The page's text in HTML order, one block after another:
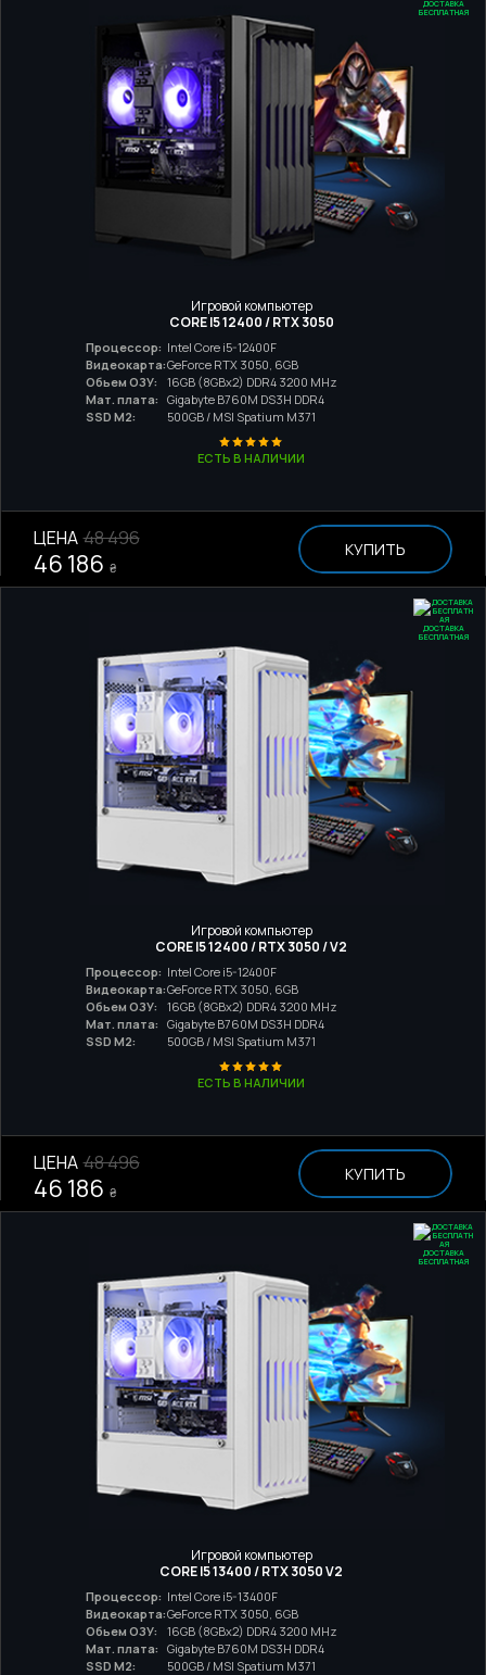
ДОСТАВКА
БЕСПЛАТНАЯ
Игровой компьютер
CORE I5 12400 / RTX 3050
Процессор: Intel Core i5-12400F
Видеокарта:GeForce RTX 3050, 6GB
Обьем ОЗУ:
16GB (8GBx2) DDR4 3200 MHz
Мат. плата:
Gigabyte B760M DS3H DDR4
SSD M2:
500GB / MSI Spatium M371
ЕСТЬ В НАЛИЧИИ
ЦЕНА 48 496
46 186 ₴
КУПИТЬ
ДОСТАВКА
БЕСПЛАТНАЯ
Игровой компьютер
CORE I5 12400 / RTX 3050 / V2
Процессор: Intel Core i5-12400F
Видеокарта:GeForce RTX 3050, 6GB
Обьем ОЗУ:
16GB (8GBx2) DDR4 3200 MHz
Мат. плата:
Gigabyte B760M DS3H DDR4
SSD M2:
500GB / MSI Spatium M371
ЕСТЬ В НАЛИЧИИ
ЦЕНА 48 496
46 186 ₴
КУПИТЬ
ДОСТАВКА
БЕСПЛАТНАЯ
Игровой компьютер
CORE I5 13400 / RTX 3050 V2
Процессор: Intel Core i5-13400F
Видеокарта:GeForce RTX 3050, 6GB
Обьем ОЗУ:
16GB (8GBx2) DDR4 3200 MHz
Мат. плата:
Gigabyte B760M DS3H DDR4
SSD M2:
500GB / MSI Spatium M371